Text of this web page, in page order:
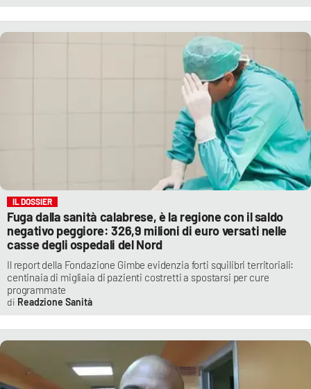
IL DOSSIER
Fuga dalla sanità calabrese, è la regione con il saldo
negativo peggiore: 326,9 milioni di euro versati nelle
casse degli ospedali del Nord
Il report della Fondazione Gimbe evidenzia forti squilibri territoriali:
centinaia di migliaia di pazienti costretti a spostarsi per cure
programmate
Readzione Sanità